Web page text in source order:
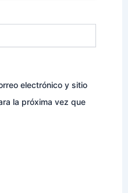
electrónico y sitio
la próxima vez que